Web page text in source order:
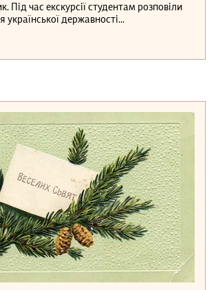
Під час екскурсії студентам розповіли
української державності...